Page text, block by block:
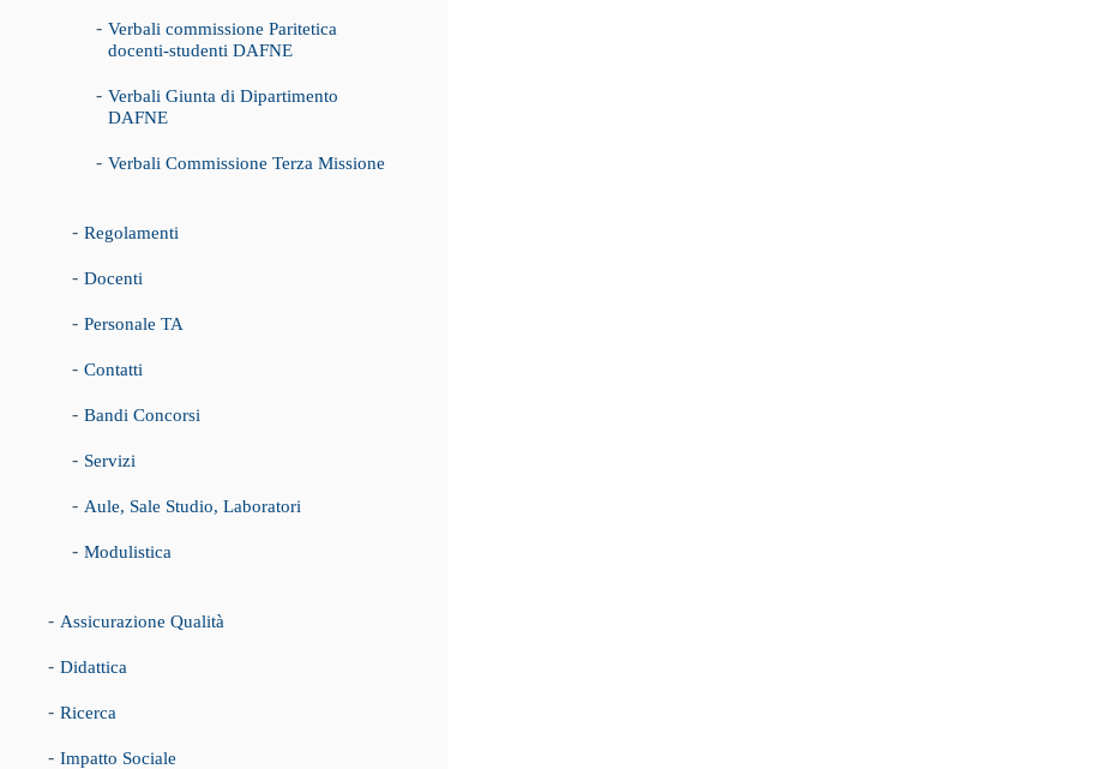
Verbali commissione Paritetica
docenti-studenti DAFNE
Verbali Giunta di Dipartimento
DAFNE
Verbali Commissione Terza Missione
Regolamenti
Docenti
Personale TA
Contatti
Bandi Concorsi
Servizi
Aule, Sale Studio, Laboratori
Modulistica
Assicurazione Qualità
Didattica
Ricerca
Impatto Sociale